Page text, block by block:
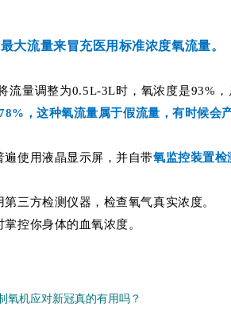
大流量来冒充医用标准浓度氧流量。
流量调整为0.5L-3L时，氧浓度是93%
，这种氧流量属于假流量，有时候会
遍使用液晶显示屏，并自带氧监控装置检
三方检测仪器，检查氧气真实浓度。
控你身体的血氧浓度。
氧机应对新冠真的有用吗？